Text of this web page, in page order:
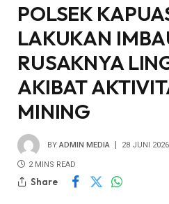
POLSEK
LAKUKAN
RUSAKNYA
AKIBAT
MINING
BY ADMIN MEDIA 28 JUNI
2 MINS READ
Share